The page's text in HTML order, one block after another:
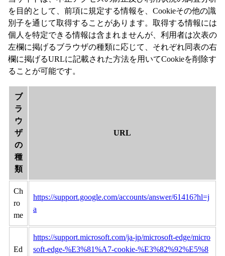
を目的として、前項に規定する情報を、Cookieその他の識
別子を通じて取得することがあります。取得する情報には
個人を特定できる情報は含まれませんが、利用者は次表の
左欄に掲げるブラウザの種類に応じて、それぞれ同表の右
欄に掲げるURLに記載された方法を用いてCookieを削除す
ることが可能です。
ブ
ラ
ウ
ザ
の
種
類
URL
Ch
ro
me
https://support.google.com/accounts/answer/61416?hl=j
a
Ed
https://support.microsoft.com/ja-jp/microsoft-edge/micro
soft-edge-%E3%81%A7-cookie-%E3%82%92%E5%8